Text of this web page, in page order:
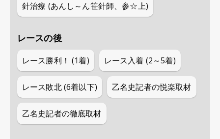
針治療 (あんし～ん笹針師、参☆上)
レースの後
レース勝利！ (1着) レース入着 (2～5着)
レース敗北 (6着以下) 乙名史記者の悦楽取材
乙名史記者の徹底取材